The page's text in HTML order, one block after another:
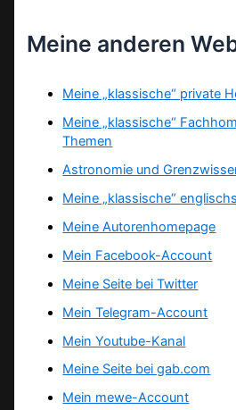
Meine anderen
Meine „klassische“ private
Meine „klassische“
Themen
Astronomie und
Meine „klassische“
Meine Autorenhomepage
Mein Facebook-Account
Meine Seite bei Twitter
Mein Telegram-Account
Mein Youtube-Kanal
Meine Seite bei gab.com
Mein mewe-Account